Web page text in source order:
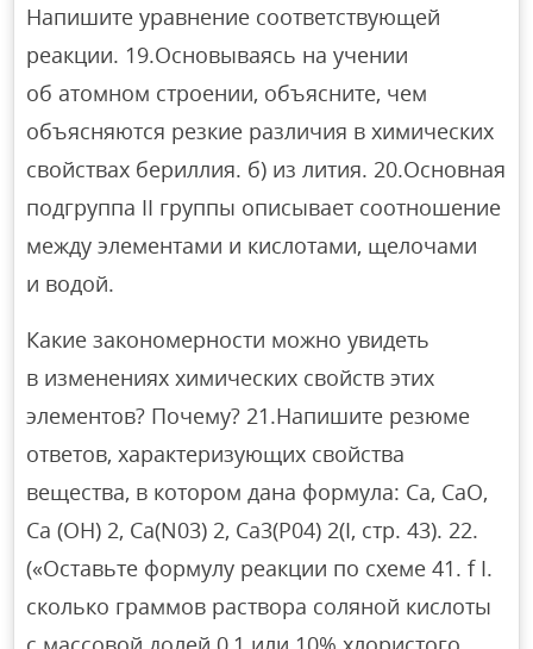
Напишите уравнение соответствующей
реакции. 19.Основываясь на учении
об атомном строении, объясните, чем
объясняются резкие различия в химических
свойствах бериллия. б) из лития. 20.Основная
подгруппа II группы описывает соотношение
между элементами и кислотами, щелочами
и водой.
Какие закономерности можно увидеть
в изменениях химических свойств этих
элементов? Почему? 21.Напишите резюме
ответов, характеризующих свойства
вещества, в котором дана формула: Ca, CaO,
Ca (OH) 2, Ca(N03) 2, Ca3(P04) 2(I, стр. 43). 22.
(«Оставьте формулу реакции по схеме 41. f I.
сколько граммов раствора соляной кислоты